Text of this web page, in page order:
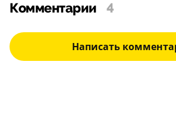
Комментарии 4
Написать